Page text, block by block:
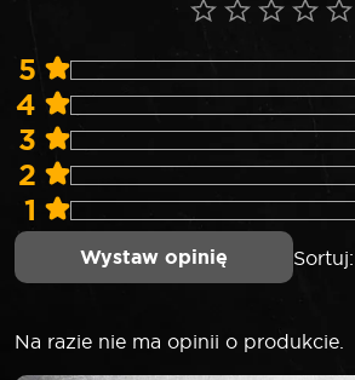
5
4
3
2
1
Wystaw opinię Sortuj:
Na razie nie ma opinii o produkcie.